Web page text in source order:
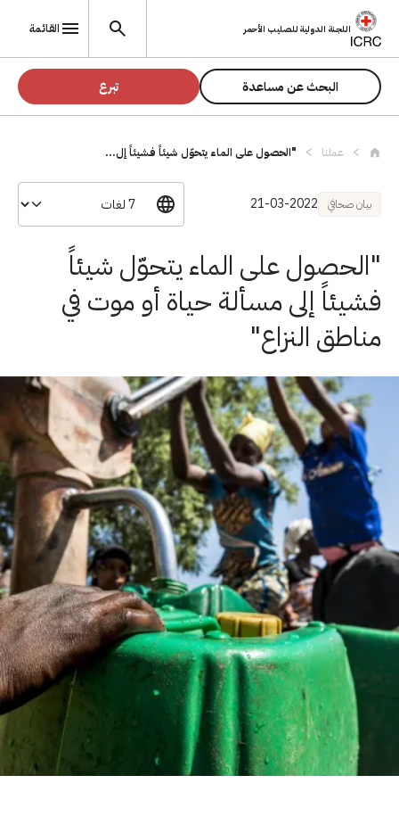
تجاوز إلى المحتوى الرئيسي
اللجنة الدولية للصليب الأحمر القائمة
البحث عن مساعدة تبرع
عملنا "الحصول على الماء يتحوّل شيئاً فشيئاً إل...
بيان صحافي 21-03-2022
"الحصول على الماء يتحوّل شيئاً
فشيئاً إلى مسألة حياة أو موت في
مناطق النزاع"